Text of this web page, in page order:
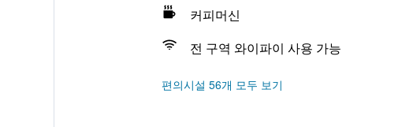
커피머신
전 구역 와이파이 사용 가능
편의시설 56개 모두 보기